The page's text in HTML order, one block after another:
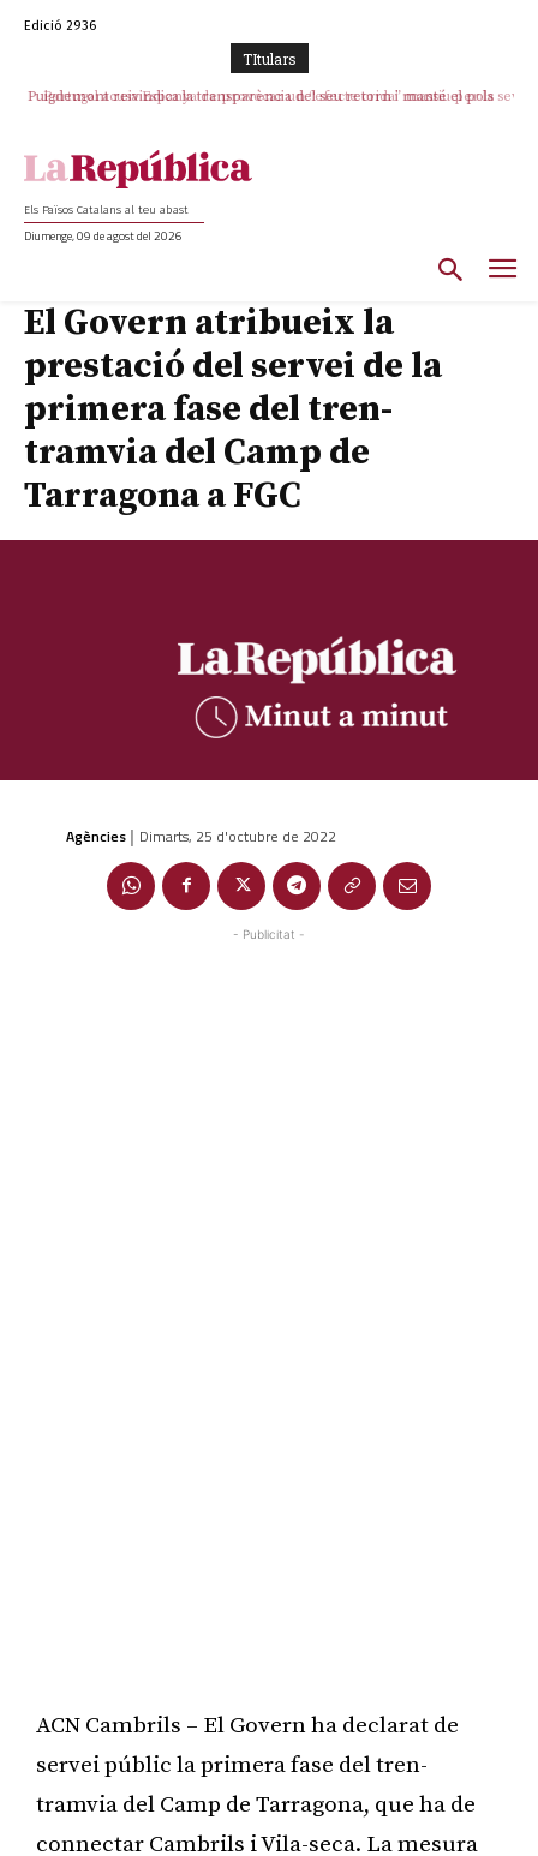
Edició 2936
TItulars
Puigdemont reivindica la transparència del seu retorn i manté el pols
Portugal acusa Espanya de provocar un “efecte crida” massiu per la seva
Els Països Catalans al teu abast
Diumenge, 09 de agost del 2026
El Govern atribueix la
prestació del servei de la
primera fase del tren-
tramvia del Camp de
Tarragona a FGC
Agències | Dimarts, 25 d'octubre de 2022
- Publicitat -
ACN Cambrils – El Govern ha declarat de
servei públic la primera fase del tren-
tramvia del Camp de Tarragona, que ha de
connectar Cambrils i Vila-seca. La mesura